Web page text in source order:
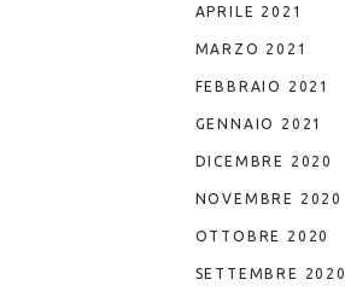
APRILE 2021
MARZO 2021
FEBBRAIO 2021
GENNAIO 2021
DICEMBRE 2020
NOVEMBRE 2020
OTTOBRE 2020
SETTEMBRE 2020